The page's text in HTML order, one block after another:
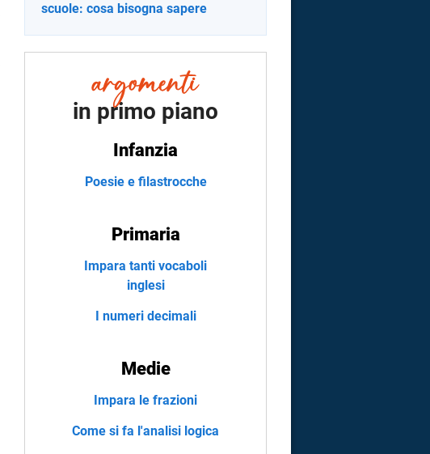
scuole: cosa bisogna sapere
in primo piano
Infanzia
Poesie e filastrocche
Primaria
Impara tanti vocaboli
inglesi
I numeri decimali
Medie
Impara le frazioni
Come si fa l'analisi logica